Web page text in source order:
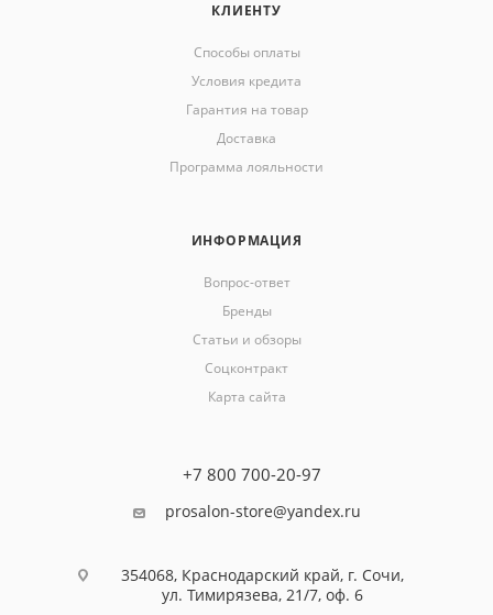
КЛИЕНТУ
Способы оплаты
Условия кредита
Гарантия на товар
Доставка
Программа лояльности
ИНФОРМАЦИЯ
Вопрос-ответ
Бренды
Статьи и обзоры
Соцконтракт
Карта сайта
+7 800 700-20-97
prosalon-store@yandex.ru
354068, Краснодарский край, г. Сочи,
ул. Тимирязева, 21/7, оф. 6